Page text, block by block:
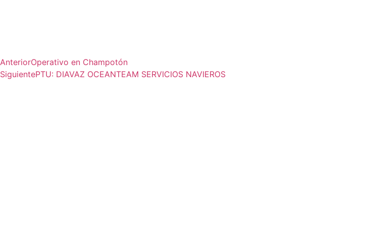
AnteriorOperativo en Champotón
SiguientePTU: DIAVAZ OCEANTEAM SERVICIOS NAVIEROS